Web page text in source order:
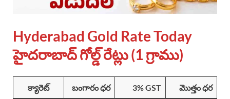
Hyderabad Gold Rate Today
హైదరాబాద్ గోల్డ్ రేట్లు (1 గ్రాము)
క్యారెట్ బంగారం ధర 3% GST మొత్తం ధర